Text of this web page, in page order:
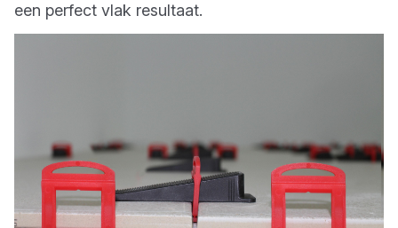
een perfect vlak resultaat.